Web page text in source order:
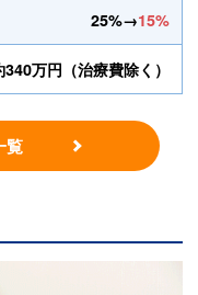
25%→15%
340万円（治療費除く）
覧